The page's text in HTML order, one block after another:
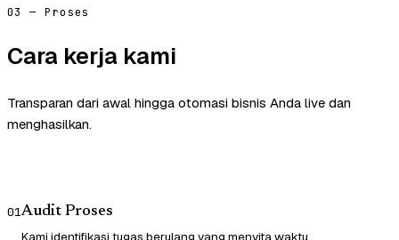
03 — Proses
Cara kerja kami
Transparan dari awal hingga otomasi bisnis Anda live dan
menghasilkan.
01Audit Proses
Kami identifikasi tugas berulang yang menyita waktu.